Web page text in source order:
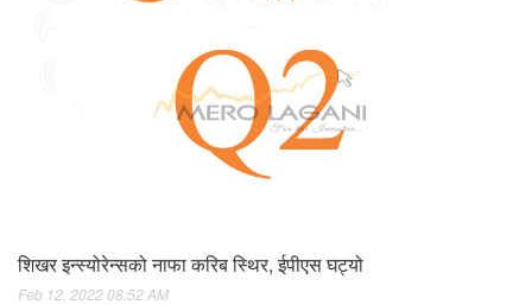
शिखर इन्स्योरेन्सको नाफा करिब स्थिर, ईपीएस घट्यो
Feb 12, 2022 08:52 AM